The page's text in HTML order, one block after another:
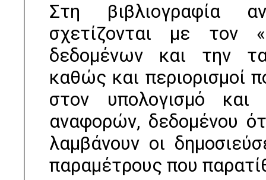
Στη βιβλιογραφία
σχετίζονται με τον
δεδομένων και την
καθώς και περιορισμοί
στον υπολογισμό
αναφορών, δεδοµένου
λαµβάνουν οι
παραµέτρους που